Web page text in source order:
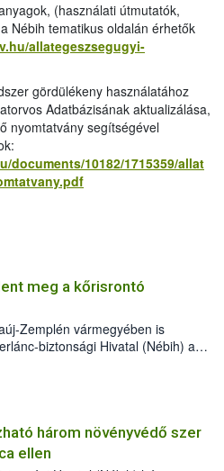
(használati útmutatók,
Nébih tematikus oldalán érhetők
allategeszsegugyi-
gördülékeny használatához
Adatbázisának aktualizálása,
nyomtatvány segítségével
documents/10182/1715359/allat
meg a kőrisrontó
Zemplén vármegyében is
biztonsági Hivatal (Nébih) a
planipennis) jelenlétét. A
találták meg, de már fertőzött
az intézkedéseket a szlovák
a terjedés megállítása érdekében.
három növényvédő szer
ellen